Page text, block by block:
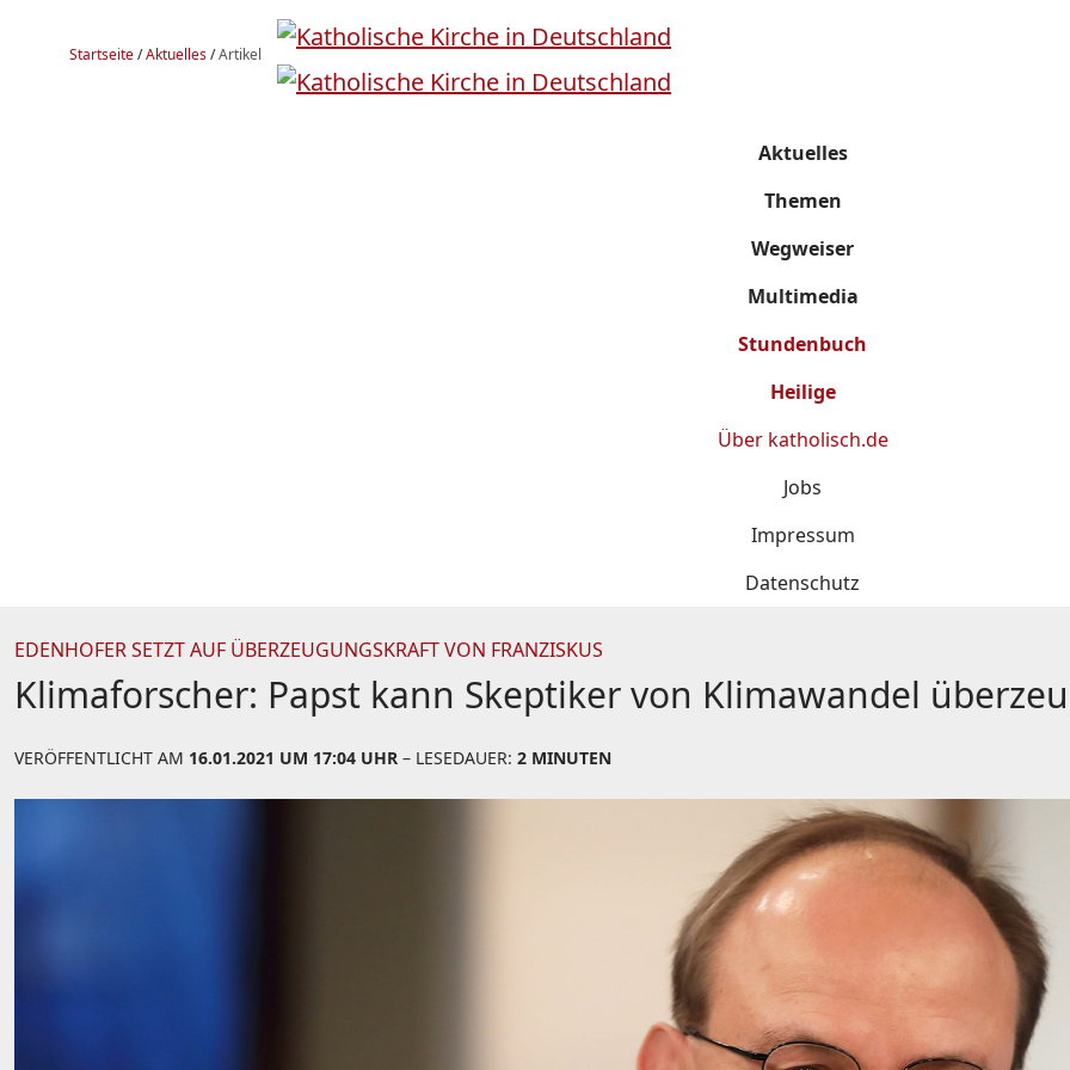
Startseite/Aktuelles/Artikel
Aktuelles
Themen
Wegweiser
Multimedia
Stundenbuch
Heilige
Über katholisch.de
Jobs
Impressum
Datenschutz
EDENHOFER SETZT AUF ÜBERZEUGUNGSKRAFT VON FRANZISKUS
Klimaforscher: Papst kann Skeptiker von Klimawandel
VERÖFFENTLICHT AM 16.01.2021 UM 17:04 UHR – LESEDAUER: 2 MINUTEN